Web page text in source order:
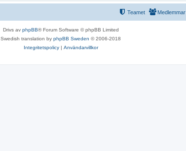
Medlemmar
Teamet
Drivs av phpBB® Forum Software © phpBB Limited
Swedish translation by phpBB Sweden © 2006-2018
Integritetspolicy| Användarvillkor